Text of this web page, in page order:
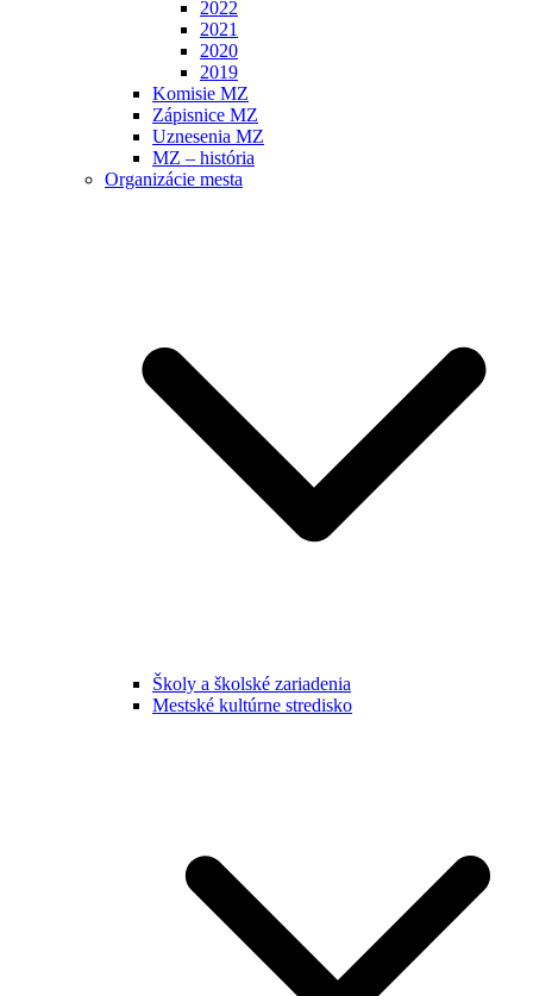
2022
2021
2020
2019
Komisie MZ
Zápisnice MZ
Uznesenia MZ
MZ – história
Organizácie mesta
Školy a školské zariadenia
Mestské kultúrne stredisko